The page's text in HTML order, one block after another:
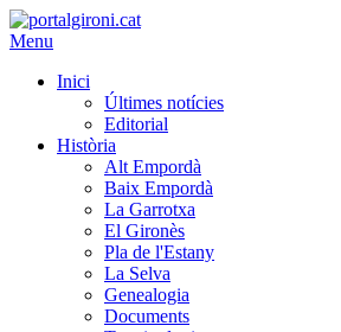
Menu
Inici
Últimes notícies
Editorial
Història
Alt Empordà
Baix Empordà
La Garrotxa
El Gironès
Pla de l'Estany
La Selva
Genealogia
Documents